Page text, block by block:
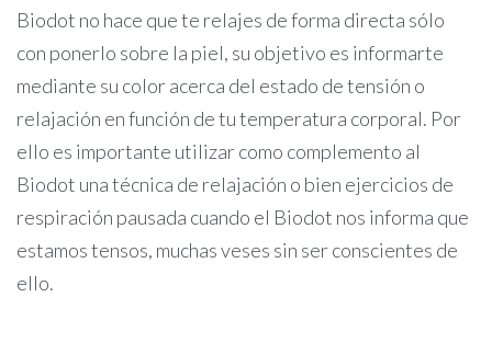
Biodot no hace que te relajes de forma directa sólo
con ponerlo sobre la piel, su objetivo es informarte
mediante su color acerca del estado de tensión o
relajación en función de tu temperatura corporal. Por
ello es importante utilizar como complemento al
Biodot una técnica de relajación o bien ejercicios de
respiración pausada cuando el Biodot nos informa que
estamos tensos, muchas veses sin ser conscientes de
ello.